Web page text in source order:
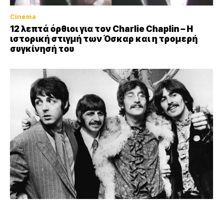
Cinema
12 λεπτά όρθιοι για τον Charlie Chaplin – Η
ιστορική στιγμή των Όσκαρ και η τρομερή
συγκίνησή του